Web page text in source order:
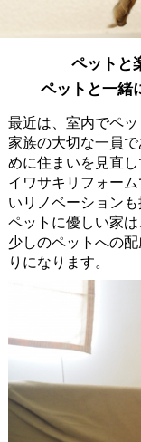
ペットと
ペットと一緒
最近は、室内でペッ
家族の大切な一員
めに住まいを見直し
イワサキリフォー
いリノベーションも
ペットに優しい家は
少しのペットへの
りになります。